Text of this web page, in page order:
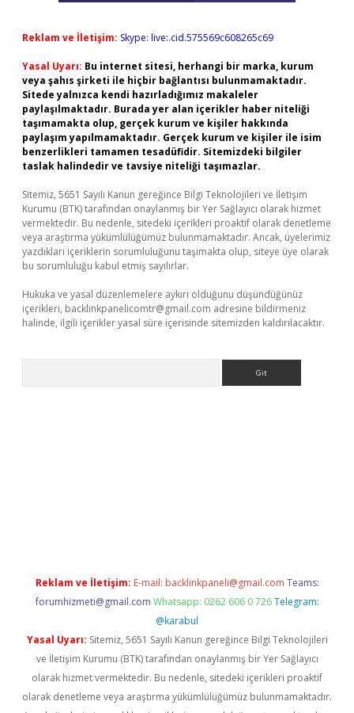
Reklam ve İletişim: Skype: live:.cid.575569c608265c69
Yasal Uyarı: Bu internet sitesi, herhangi bir marka, kurum
veya şahıs şirketi ile hiçbir bağlantısı bulunmamaktadır.
Sitede yalnızca kendi hazırladığımız makaleler
paylaşılmaktadır. Burada yer alan içerikler haber niteliği
taşımamakta olup, gerçek kurum ve kişiler hakkında
paylaşım yapılmamaktadır. Gerçek kurum ve kişiler ile isim
benzerlikleri tamamen tesadüfidir. Sitemizdeki bilgiler
taslak halindedir ve tavsiye niteliği taşımazlar.
Sitemiz, 5651 Sayılı Kanun gereğince Bilgi Teknolojileri ve İletişim
Kurumu (BTK) tarafından onaylanmış bir Yer Sağlayıcı olarak hizmet
vermektedir. Bu nedenle, sitedeki içerikleri proaktif olarak denetleme
veya araştırma yükümlülüğümüz bulunmamaktadır. Ancak, üyelerimiz
yazdıkları içeriklerin sorumluluğunu taşımakta olup, siteye üye olarak
bu sorumluluğu kabul etmiş sayılırlar.
Hukuka ve yasal düzenlemelere aykırı olduğunu düşündüğünüz
içerikleri, backlinkpanelicomtr@gmail.com adresine bildirmeniz
halinde, ilgili içerikler yasal süre içerisinde sitemizden kaldırılacaktır.
Reklam ve İletişim: E-mail: backlinkpaneli@gmail.com Teams:
forumhizmeti@gmail.com Whatsapp: 0262 606 0 726 Telegram:
@karabul
Yasal Uyarı: Sitemiz, 5651 Sayılı Kanun gereğince Bilgi Teknolojileri
ve İletişim Kurumu (BTK) tarafından onaylanmış bir Yer Sağlayıcı
olarak hizmet vermektedir. Bu nedenle, sitedeki içerikleri proaktif
olarak denetleme veya araştırma yükümlülüğümüz bulunmamaktadır.